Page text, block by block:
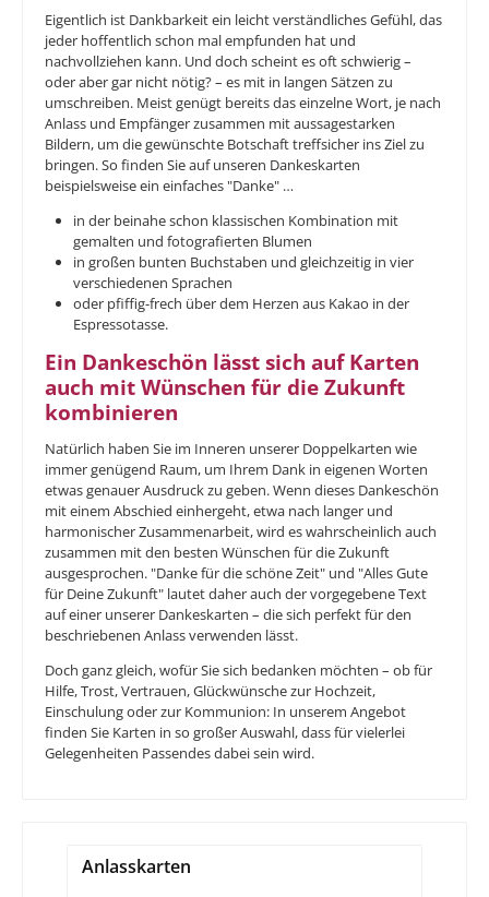
Eigentlich ist Dankbarkeit ein leicht verständliches Gefühl, das
jeder hoffentlich schon mal empfunden hat und
nachvollziehen kann. Und doch scheint es oft schwierig –
oder aber gar nicht nötig? – es mit in langen Sätzen zu
umschreiben. Meist genügt bereits das einzelne Wort, je nach
Anlass und Empfänger zusammen mit aussagestarken
Bildern, um die gewünschte Botschaft treffsicher ins Ziel zu
bringen. So finden Sie auf unseren Dankeskarten
beispielsweise ein einfaches "Danke" …
in der beinahe schon klassischen Kombination mit
gemalten und fotografierten Blumen
in großen bunten Buchstaben und gleichzeitig in vier
verschiedenen Sprachen
oder pfiffig-frech über dem Herzen aus Kakao in der
Espressotasse.
Ein Dankeschön lässt sich auf Karten
auch mit Wünschen für die Zukunft
kombinieren
Natürlich haben Sie im Inneren unserer Doppelkarten wie
immer genügend Raum, um Ihrem Dank in eigenen Worten
etwas genauer Ausdruck zu geben. Wenn dieses Dankeschön
mit einem Abschied einhergeht, etwa nach langer und
harmonischer Zusammenarbeit, wird es wahrscheinlich auch
zusammen mit den besten Wünschen für die Zukunft
ausgesprochen. "Danke für die schöne Zeit" und "Alles Gute
für Deine Zukunft" lautet daher auch der vorgegebene Text
auf einer unserer Dankeskarten – die sich perfekt für den
beschriebenen Anlass verwenden lässt.
Doch ganz gleich, wofür Sie sich bedanken möchten – ob für
Hilfe, Trost, Vertrauen, Glückwünsche zur Hochzeit,
Einschulung oder zur Kommunion: In unserem Angebot
finden Sie Karten in so großer Auswahl, dass für vielerlei
Gelegenheiten Passendes dabei sein wird.
Anlasskarten